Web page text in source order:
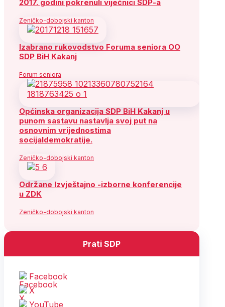
2017. godini pokrenuli vijećnici SDP-a
Zeničko-dobojski kanton
Izabrano rukovodstvo Foruma seniora OO
SDP BiH Kakanj
Forum seniora
Općinska organizacija SDP BiH Kakanj u
punom sastavu nastavlja svoj put na
osnovnim vrijednostima
socijaldemokratije.
Zeničko-dobojski kanton
Održane Izvještajno -izborne konferencije
u ZDK
Zeničko-dobojski kanton
Prati SDP
Facebook
X
YouTube